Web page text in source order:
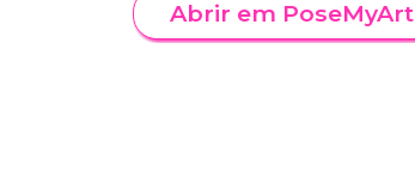
Abrir em PoseMyArt